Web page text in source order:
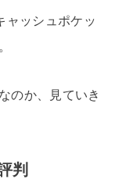
ャッシュポケッ
のか、見ていき
判